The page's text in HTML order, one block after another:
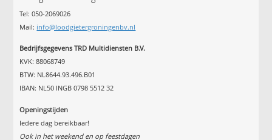
Tel: 050-2069026
Mail: info@loodgietergroningenbv.nl
Bedrijfsgegevens TRD Multidiensten B.V.
KVK: 88068749
BTW: NL8644.93.496.B01
IBAN: NL50 INGB 0798 5512 32
Openingstijden
Iedere dag bereikbaar!
Ook in het weekend en op feestdagen